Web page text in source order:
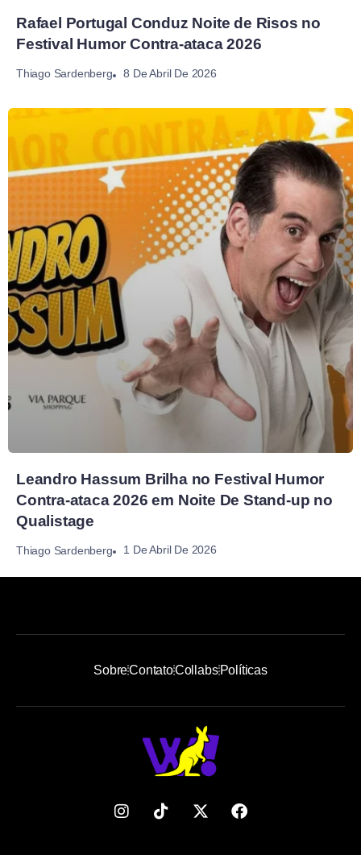
Rafael Portugal Conduz Noite de Risos no
Festival Humor Contra-ataca 2026
Thiago Sardenberg 8 De Abril De 2026
Leandro Hassum Brilha no Festival Humor
Contra-ataca 2026 em Noite De Stand-up no
Qualistage
Thiago Sardenberg 1 De Abril De 2026
SobreContatoCollabsPolíticas